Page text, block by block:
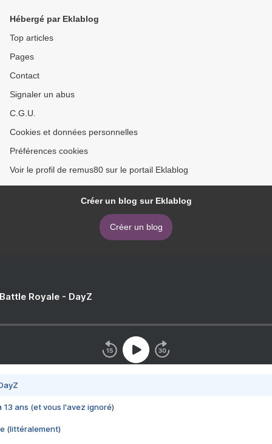
Hébergé par Eklablog
Top articles
Pages
Contact
Signaler un abus
C.G.U.
Cookies et données personnelles
Préférences cookies
Voir le profil de remus80 sur le portail Eklablog
Créer un blog sur Eklablog
Créer un blog
Royale - DayZ
13 ans (et vous l'avez ignoré)
(littéralement)